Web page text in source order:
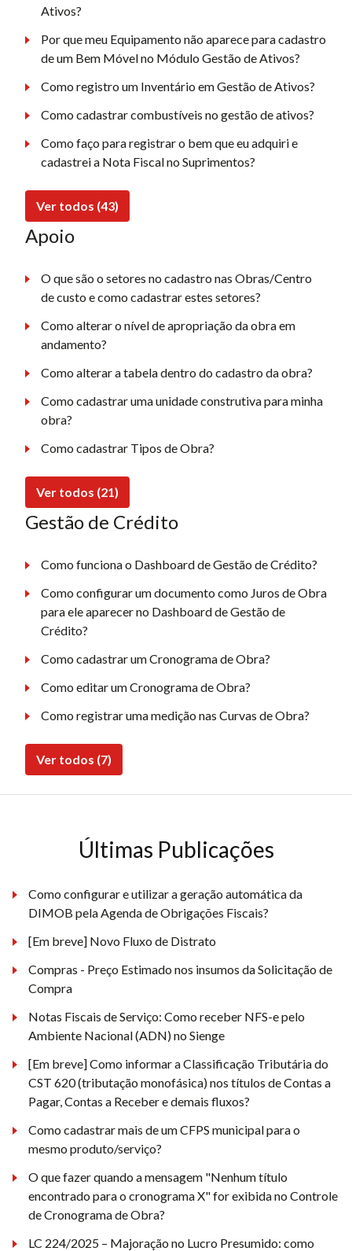
Ativos?
Por que meu Equipamento não aparece para cadastro
de um Bem Móvel no Módulo Gestão de Ativos?
Como registro um Inventário em Gestão de Ativos?
Como cadastrar combustíveis no gestão de ativos?
Como faço para registrar o bem que eu adquiri e
cadastrei a Nota Fiscal no Suprimentos?
Ver todos (43)
Apoio
O que são o setores no cadastro nas Obras/Centro
de custo e como cadastrar estes setores?
Como alterar o nível de apropriação da obra em
andamento?
Como alterar a tabela dentro do cadastro da obra?
Como cadastrar uma unidade construtiva para minha
obra?
Como cadastrar Tipos de Obra?
Ver todos (21)
Gestão de Crédito
Como funciona o Dashboard de Gestão de Crédito?
Como configurar um documento como Juros de Obra
para ele aparecer no Dashboard de Gestão de
Crédito?
Como cadastrar um Cronograma de Obra?
Como editar um Cronograma de Obra?
Como registrar uma medição nas Curvas de Obra?
Ver todos (7)
Últimas Publicações
Como configurar e utilizar a geração automática da
DIMOB pela Agenda de Obrigações Fiscais?
[Em breve] Novo Fluxo de Distrato
Compras - Preço Estimado nos insumos da Solicitação de
Compra
Notas Fiscais de Serviço: Como receber NFS-e pelo
Ambiente Nacional (ADN) no Sienge
[Em breve] Como informar a Classificação Tributária do
CST 620 (tributação monofásica) nos títulos de Contas a
Pagar, Contas a Receber e demais fluxos?
Como cadastrar mais de um CFPS municipal para o
mesmo produto/serviço?
O que fazer quando a mensagem "Nenhum título
encontrado para o cronograma X" for exibida no Controle
de Cronograma de Obra?
LC 224/2025 – Majoração no Lucro Presumido: como